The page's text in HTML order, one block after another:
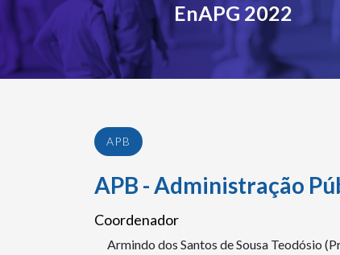
EnAPG 2022
APB
APB - Administração
Coordenador
Armindo dos Santos de Sousa Teodósio